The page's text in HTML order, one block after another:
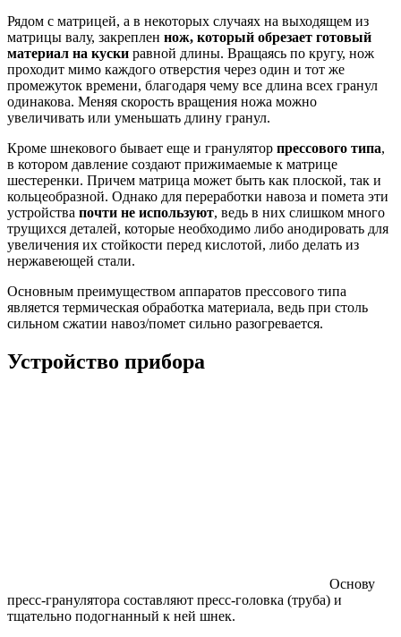
Рядом с матрицей, а в некоторых случаях на выходящем из
матрицы валу, закреплен нож, который обрезает готовый
материал на куски равной длины. Вращаясь по кругу, нож
проходит мимо каждого отверстия через один и тот же
промежуток времени, благодаря чему все длина всех гранул
одинакова. Меняя скорость вращения ножа можно
увеличивать или уменьшать длину гранул.
Кроме шнекового бывает еще и гранулятор прессового типа,
в котором давление создают прижимаемые к матрице
шестеренки. Причем матрица может быть как плоской, так и
кольцеобразной. Однако для переработки навоза и помета эти
устройства почти не используют, ведь в них слишком много
трущихся деталей, которые необходимо либо анодировать для
увеличения их стойкости перед кислотой, либо делать из
нержавеющей стали.
Основным преимуществом аппаратов прессового типа
является термическая обработка материала, ведь при столь
сильном сжатии навоз/помет сильно разогревается.
Устройство прибора
Основу
пресс-гранулятора составляют пресс-головка (труба) и
тщательно подогнанный к ней шнек.